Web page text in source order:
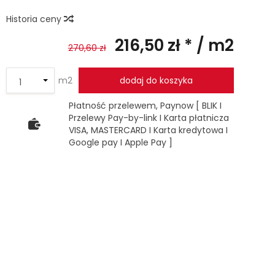
Historia ceny
270,60 zł 216,50 zł * / m2
m2 dodaj do koszyka
Płatność przelewem, Paynow [ BLIK I
Przelewy Pay-by-link I Karta płatnicza
VISA, MASTERCARD I Karta kredytowa I
Google pay I Apple Pay ]